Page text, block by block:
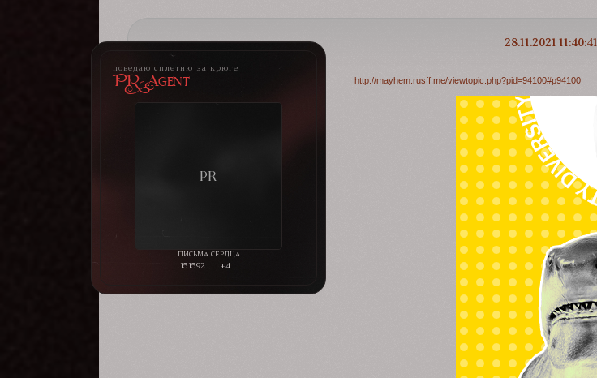
28.11.2021 11:40:41
поведаю сплетню за крюге
PR-Agent
151592 +4
http://mayhem.rusff.me/viewtopic.php?pid=94100#p94100